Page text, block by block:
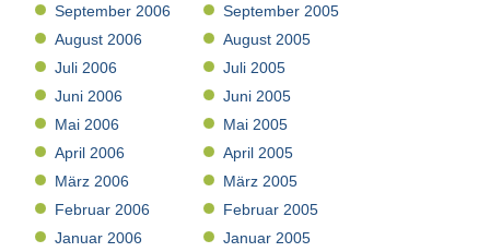
September 2006
August 2006
Juli 2006
Juni 2006
Mai 2006
April 2006
März 2006
Februar 2006
Januar 2006
September 2005
August 2005
Juli 2005
Juni 2005
Mai 2005
April 2005
März 2005
Februar 2005
Januar 2005